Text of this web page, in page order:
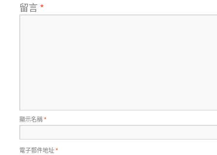
留言 *
顯示名稱*
電子郵件地址*